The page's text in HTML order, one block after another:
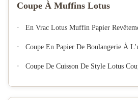
Coupe À Muffins Lotus
En Vrac Lotus Muffin Papier Revêtements Polka Points Non Gras Four Sécurisé Porte-
Coupe En Papier De Boulangerie À L'usage Unique, Étanche À La Graisse, Doublure De Muffin
Coupe De Cuisson De Style Lotus Coupe